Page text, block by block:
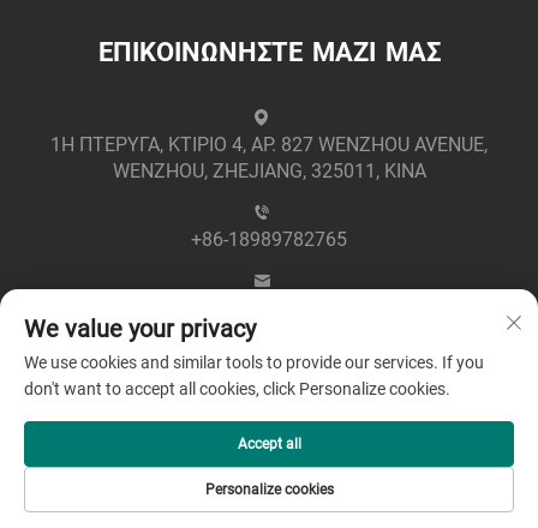
ΕΠΙΚΟΙΝΩΝΗΣΤΕ ΜΑΖΙ ΜΑΣ
1Η ΠΤΕΡΥΓΑ, ΚΤΙΡΙΟ 4, ΑΡ. 827 WENZHOU AVENUE,
WENZHOU, ZHEJIANG, 325011, ΚΙΝΑ
+86-18989782765
Πνευματικά Δικαιώματα © 2025 από την Zhejiang
Greenpower Electric Co., Ltd -Πολιτική Απορρήτου
We value your privacy
We use cookies and similar tools to provide our services. If you
don't want to accept all cookies, click Personalize cookies.
Personalize cookies
Accept all